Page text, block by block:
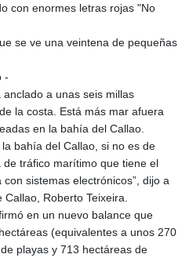
LYD 7.331909
MDL 20.044751
MKD 61.524236
MMK 2427.596601
MNT 4159.0218
MOP 9.314584
MRU 46.338424
MUR 54.419742
MVR 17.862733
MWK 1998.775164
MXN 19.811945
MYR 4.728715
MZN 73.882892
con enormes letras rojas "No
se ve una veintena de pequeñas
-
a unas seis millas
la costa. Está más mar afuera
en la bahía del Callao.
bahía del Callao, si no es de
tráfico marítimo que tiene el
sistemas electrónicos”, dijo a
Roberto Teixeira.
en un nuevo balance que
(equivalentes a unos 270
playas y 713 hectáreas de